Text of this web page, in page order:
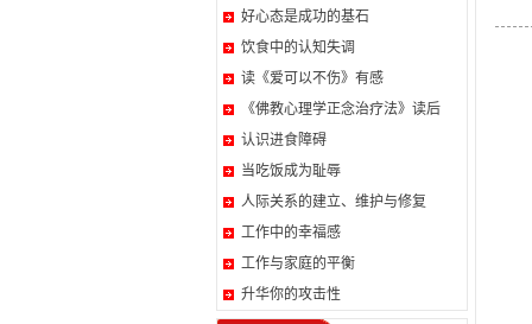
好心态是成功的基石
饮食中的认知失调
读《爱可以不伤》有感
《佛教心理学正念治疗法》读后
认识进食障碍
当吃饭成为耻辱
人际关系的建立、维护与修复
工作中的幸福感
工作与家庭的平衡
升华你的攻击性